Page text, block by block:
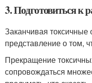
3. Подготовиться к
Заканчивая
представление о том,
Прекращение
сопровождаться